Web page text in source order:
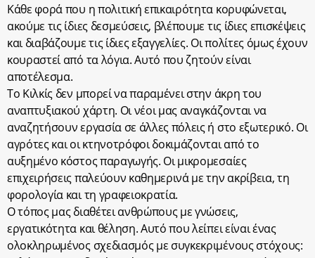
Κάθε φορά που η πολιτική επικαιρότητα κορυφώνεται,
ακούμε τις ίδιες δεσμεύσεις, βλέπουμε τις ίδιες επισκέψεις
και διαβάζουμε τις ίδιες εξαγγελίες. Οι πολίτες όμως έχουν
κουραστεί από τα λόγια. Αυτό που ζητούν είναι
αποτέλεσμα.
Το Κιλκίς δεν μπορεί να παραμένει στην άκρη του
αναπτυξιακού χάρτη. Οι νέοι μας αναγκάζονται να
αναζητήσουν εργασία σε άλλες πόλεις ή στο εξωτερικό. Οι
αγρότες και οι κτηνοτρόφοι δοκιμάζονται από το
αυξημένο κόστος παραγωγής. Οι μικρομεσαίες
επιχειρήσεις παλεύουν καθημερινά με την ακρίβεια, τη
φορολογία και τη γραφειοκρατία.
Ο τόπος μας διαθέτει ανθρώπους με γνώσεις,
εργατικότητα και θέληση. Αυτό που λείπει είναι ένας
ολοκληρωμένος σχεδιασμός με συγκεκριμένους στόχους: